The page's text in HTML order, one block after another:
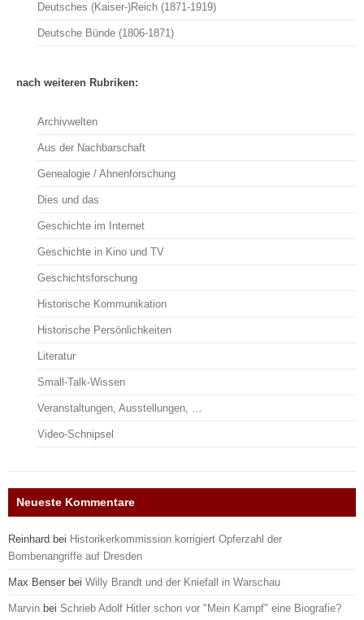
Deutsches (Kaiser-)Reich (1871-1919)
Deutsche Bünde (1806-1871)
nach weiteren Rubriken:
Archivwelten
Aus der Nachbarschaft
Genealogie / Ahnenforschung
Dies und das
Geschichte im Internet
Geschichte in Kino und TV
Geschichtsforschung
Historische Kommunikation
Historische Persönlichkeiten
Literatur
Small-Talk-Wissen
Veranstaltungen, Ausstellungen, …
Video-Schnipsel
Neueste Kommentare
Reinhard bei Historikerkommission korrigiert Opferzahl der
Bombenangriffe auf Dresden
Max Benser bei Willy Brandt und der Kniefall in Warschau
Marvin bei Schrieb Adolf Hitler schon vor "Mein Kampf" eine Biografie?